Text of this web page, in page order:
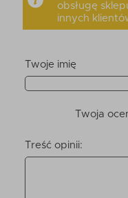
obsługę
innych
Twoje imię
Twoja
Treść opinii: